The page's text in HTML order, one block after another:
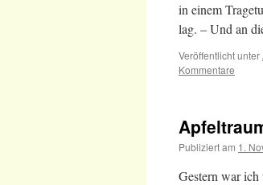
in einem
lag. – Und an
Veröffentlicht unter
Kommentare
Publiziert am 1.
Gestern war ich